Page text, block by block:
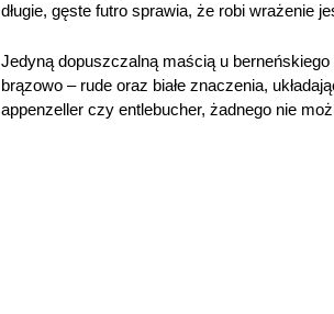
długie, gęste futro sprawia, że robi wrażenie
Jedyną dopuszczalną maścią u
brązowo – rude oraz białe znaczenia,
appenzeller czy entlebucher, żadnego nie